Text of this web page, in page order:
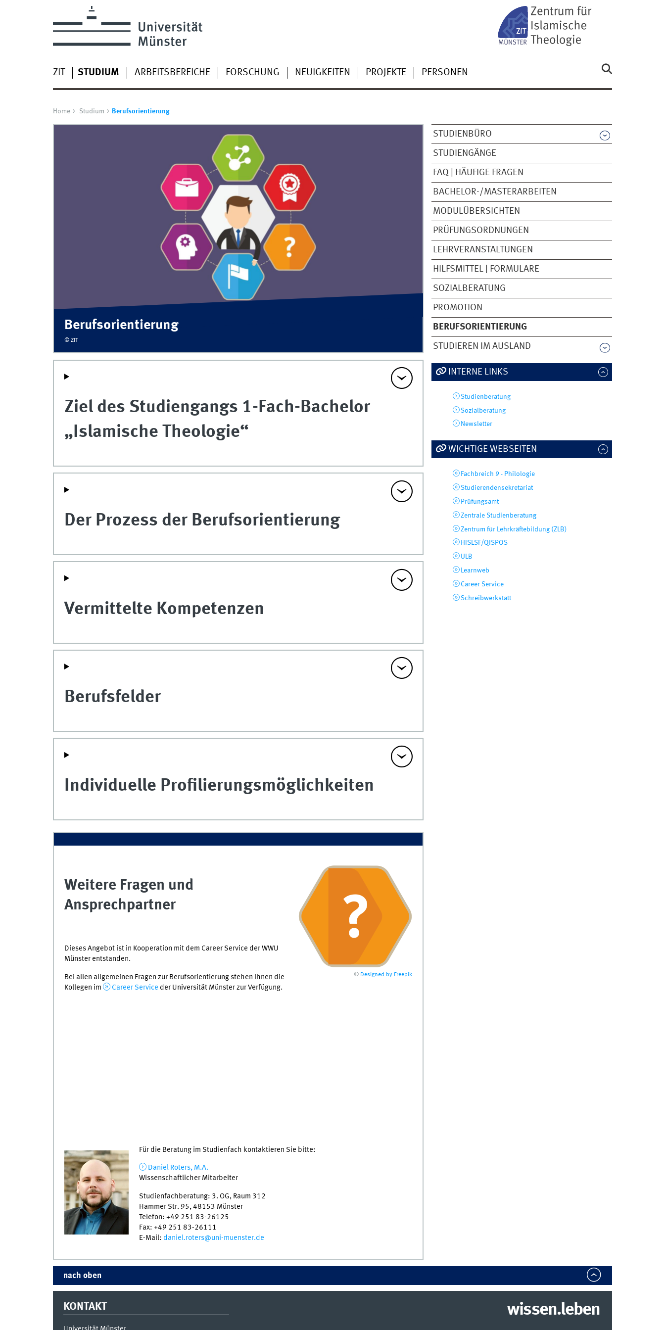
ZIT STUDIUM ARBEITSBEREICHE FORSCHUNG NEUIGKEITEN PROJEKTE PERSONEN
Home Studium Berufsorientierung
STUDIENBÜRO
STUDIENGÄNGE
FAQ | HÄUFIGE FRAGEN
BACHELOR-/MASTERARBEITEN
MODULÜBERSICHTEN
PRÜFUNGSORDNUNGEN
LEHRVERANSTALTUNGEN
HILFSMITTEL | FORMULARE
SOZIALBERATUNG
PROMOTION
BERUFSORIENTIERUNG
STUDIEREN IM AUSLAND
Berufsorientierung
© ZIT
Ziel des Studiengangs 1-Fach-Bachelor
„Islamische Theologie“
Der Prozess der Berufsorientierung
Vermittelte Kompetenzen
Berufsfelder
Individuelle Profilierungsmöglichkeiten
© Designed by Freepik
Weitere Fragen und
Ansprechpartner
Dieses Angebot ist in Kooperation mit dem Career Service der WWU
Münster entstanden.
Bei allen allgemeinen Fragen zur Berufsorientierung stehen Ihnen die
Kollegen im
Career Service der Universität Münster zur Verfügung.
Für die Beratung im Studienfach kontaktieren Sie bitte:
Daniel Roters, M.A.
Wissenschaftlicher Mitarbeiter
Studienfachberatung: 3. OG, Raum 312
Hammer Str. 95, 48153 Münster
Telefon: +49 251 83-26125
Fax: +49 251 83-26111
E-Mail: daniel.roters@uni-muenster.de
INTERNE LINKS
Studienberatung
Sozialberatung
Newsletter
WICHTIGE WEBSEITEN
Fachbreich 9 - Philologie
Studierendensekretariat
Prüfungsamt
Zentrale Studienberatung
Zentrum für Lehrkräftebildung (ZLB)
HISLSF/QISPOS
ULB
Learnweb
Career Service
Schreibwerkstatt
nach oben
KONTAKT wissen.leben